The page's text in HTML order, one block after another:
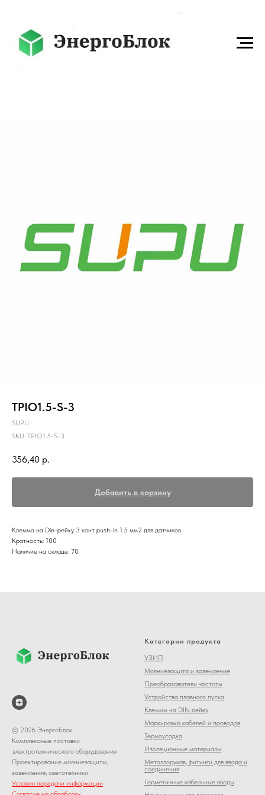
TPIO1.5-S-3
SUPU
SKU: TPIO1.5-S-3
356,40 р.
Добавить в корзину
Клемма на Din-рейку 3 конт push-in 1.5 мм2 для датчиков
Кратность: 100
Наличие на складе: 70
© 2026 ЭнергоБлок
Комплексные поставки
электротехнического оборудования
Проектирование молниезащиты,
заземления, светотехники
Условия передачи информации
Категории продукта
УЗИП
Молниезащита и заземление
Преобразователи частоты
Устройства плавного пуска
Клеммы на DIN рейку
Маркировка кабелей и проводов
Термоусадка
Изоляционные материалы
Металлорукав, фитинги для ввода и
соединения
Герметичные кабельные вводы